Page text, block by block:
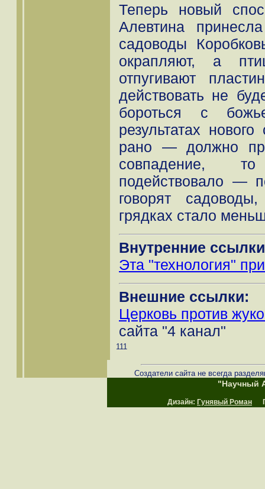
Теперь новый
Алевтина
садоводы
окрапляют, а
отпугивают
действовать не
бороться с
результатах
рано — должно
совпадение,
подействовало —
говорят
грядках стало
Внутренние
Эта "технология"
Внешние ссылки:
Церковь против
сайта "4 канал"
111
Создатели сайта не всегда
"Научный
Дизайн: Гунявый Роман